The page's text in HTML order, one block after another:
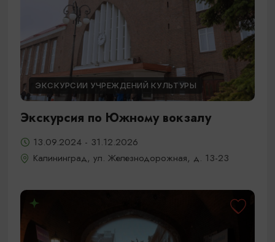
ЭКСКУРСИИ УЧРЕЖДЕНИЙ КУЛЬТУРЫ
Экскурсия по Южному вокзалу
13.09.2024 - 31.12.2026
Калининград, ул. Железнодорожная, д. 13-23